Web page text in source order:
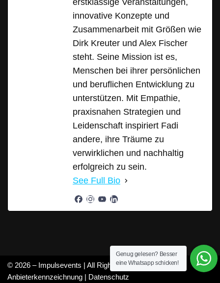
erstklassige Veranstaltungen,
innovative Konzepte und
Zusammenarbeit mit Größen wie
Dirk Kreuter und Alex Fischer
steht. Seine Mission ist es,
Menschen bei ihrer persönlichen
und beruflichen Entwicklung zu
unterstützen. Mit Empathie,
praxisnahen Strategien und
Leidenschaft inspiriert Fadi
andere, ihre Träume zu
verwirklichen und nachhaltig
erfolgreich zu sein.
See Full Bio
© 2026 – Impulsevents | All Rights Reserved |
Anbieterkennzeichnung | Datenschutz
Genug gelesen? Besser
eine Whatsapp schicken!